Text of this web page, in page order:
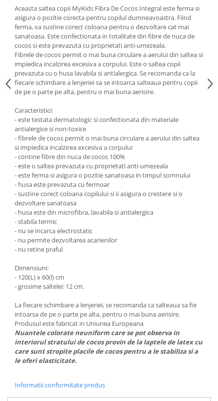
Sac de dormit 150 cm
Sac de dormit tineret
Saltele de infasat
Aceasta saltea copii MyKids Fibra De Cocos Integral este ferma si
asigura o pozitie corecta pentru copilul dumneavoastra. Fiind
ferma, va sustine corect coloana pentru o dezvoltare cat mai
sanatoasa. Este confectionata in totalitate din fibre de nuca de
cocos si este prevazuta cu proprietati anti-umezeala.
Fibrele de cocos permit o mai buna circulare a aerului din saltea si
impiedica incalzirea excesiva a corpului. Este o saltea copii
prevazuta cu o husa lavabila si antialergica. Se recomanda ca la
fiecare schimbare a lenjeriei sa se intoarca salteaua pentru copii
de pe o parte pe alta, pentru o mai buna aerisire.
Caracteristici:
- este testata dermatologic si confectionata din materiale
antialergice si non-toxice
- fibrele de cocos permit o mai buna circulare a aerului din saltea
si impiedica incalzirea excesiva a corpului
- contine fibre din nuca de cocos 100%
- este o saltea prevazuta cu proprietati anti-umezeala
- este ferma si asigura o pozitie sanatoasa in timpul somnului
- husa este prevazuta cu fermoar
- sustine corect coloana copilului si ii asigura o crestere si o
dezvoltare sanatoasa
- husa este din microfibra, lavabila si antialergica
- stabila termic
- nu se incarca electrostatic
- nu permite dezvoltarea acarienilor
- nu retine praful
Dimensiuni:
- 120(L) x 60(l) cm
- grosime saltelei: 12 cm.
La fiecare schimbare a lenjeriei, se recomanda ca salteaua sa fie
intoarsa de pe o parte pe alta, pentru o mai buna aerisire.
Produsul este fabricat in Uniunea Europeana
Nuantele colorate neuniform care se pot observa in
interiorul stratului de cocos provin de la laptele de latex cu
care sunt stropite placile de cocos pentru a le stabiliza si a
le oferi elasticitate.
Informatii conformitate produs